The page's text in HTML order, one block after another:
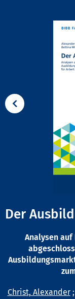
Der
Analysen auf
Christ, Alexander;